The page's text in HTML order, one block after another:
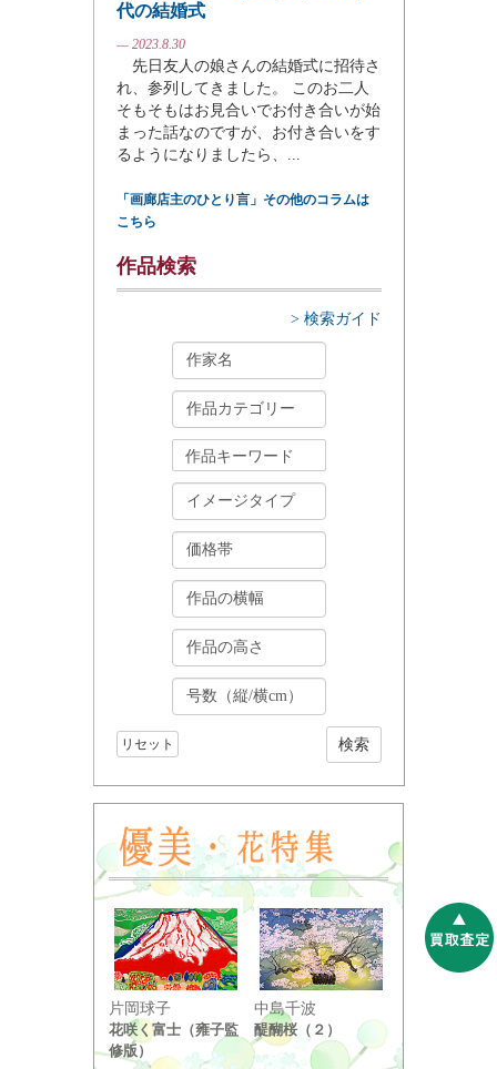
代の結婚式
— 2023.8.30
先日友人の娘さんの結婚式に招待さ
れ、参列してきました。 このお二人
そもそもはお見合いでお付き合いが始
まった話なのですが、お付き合いをす
るようになりましたら、...
「画廊店主のひとり言」その他のコラムは
こちら
作品検索
> 検索ガイド
リセット
片岡球子
花咲く富士（雍子監
修版）
中島千波
醍醐桜（２）
り ...